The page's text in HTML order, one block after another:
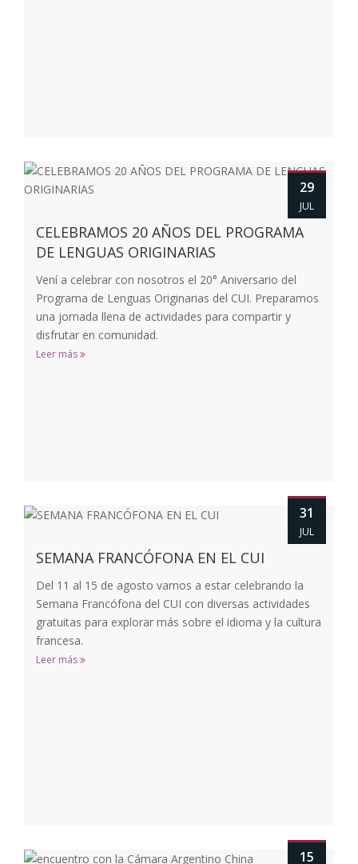
29
JUL
CELEBRAMOS 20 AÑOS DEL PROGRAMA
DE LENGUAS ORIGINARIAS
Vení a celebrar con nosotros el 20° Aniversario del
Programa de Lenguas Originarias del CUI. Preparamos
una jornada llena de actividades para compartir y
disfrutar en comunidad.
Leer más
31
JUL
SEMANA FRANCÓFONA EN EL CUI
Del 11 al 15 de agosto vamos a estar celebrando la
Semana Francófona del CUI con diversas actividades
gratuitas para explorar más sobre el idioma y la cultura
francesa.
Leer más
15